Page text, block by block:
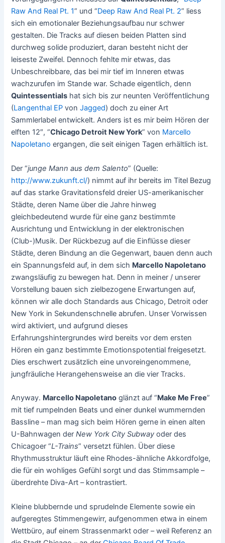
Raw And Real Pt. 1” und “Deep Raw And Real Pt. 2” liess
sich ein emotionaler Beziehungsaufbau nur schwer
gestalten. Die Tracks auf diesen beiden Platten sind
durchweg solide produziert, daran besteht nicht der
leiseste Zweifel. Dennoch fehlte mir etwas, das
Unbeschreibbare, das bei mir tief im Inneren etwas
wachzurufen im Stande war. Schade eigentlich, denn
Quintessentials hat sich bis zur neunten Veröffentlichung
(Langenthal EP vonJagged) doch zu einer Art
Sammlerlabel entwickelt. Anders ist es mir beim Hören der
elften 12″, “Chicago Detroit New York” von Marcello
Napoletano ergangen, die seit einigen Tagen erhältlich ist.
Der “junge Mann aus dem Salento” (Quelle:
http://www.zukunft.cl/) nimmt auf ihr bereits im Titel Bezug
auf das starke Gravitationsfeld dreier US-amerikanischer
Städte, deren Name über die Jahre hinweg
gleichbedeutend wurde für eine ganz bestimmte
Ausrichtung und Entwicklung in der elektronischen
(Club-)Musik. Der Rückbezug auf die Einflüsse dieser
Städte, deren Bindung an die Gegenwart, bauen denn auch
ein Spannungsfeld auf, in dem sich Marcello Napoletano
zwangsläufig zu bewegen hat. Denn in meiner / unserer
Vorstellung bauen sich zielbezogene Erwartungen auf,
können wir alle doch Standards aus Chicago, Detroit oder
New York in Sekundenschnelle abrufen. Unser Vorwissen
wird aktiviert, und aufgrund dieses
Erfahrungshintergrundes wird bereits vor dem ersten
Hören ein ganz bestimmte Emotionspotential freigesetzt.
Dies erschwert zusätzlich eine unvoreingenommene,
jungfräuliche Herangehensweise an die vier Tracks.
Anyway. Marcello Napoletano glänzt auf “Make Me Free”
mit tief rumpelnden Beats und einer dunkel wummernden
Bassline – man mag sich beim Hören gerne in einen alten
U-Bahnwagen derNew York City Subway oder des
Chicagoer “L-Trains” versetzt fühlen. Über diese
Rhythmusstruktur läuft eine Rhodes-ähnliche Akkordfolge,
die für ein wohliges Gefühl sorgt und das Stimmsample –
überdrehte Diva-Art – kontrastiert.
Kleine blubbernde und sprudelnde Elemente sowie ein
aufgeregtes Stimmengewirr, aufgenommen etwa in einem
Wettbüro, auf einem Strassenmarkt oder – weil Referenz an